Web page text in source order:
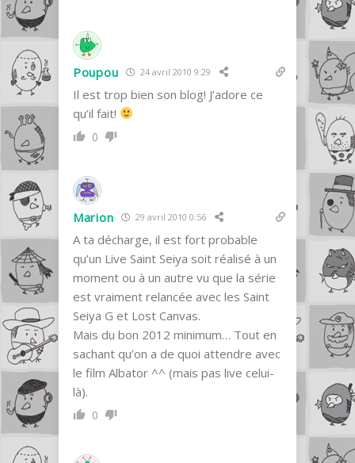
Poupou 24 avril 2010 9:29
Il est trop bien son blog! J’adore ce
qu’il fait!
0
Marion 29 avril 2010 0:56
A ta décharge, il est fort probable
qu’un Live Saint Seiya soit réalisé à un
moment ou à un autre vu que la série
est vraiment relancée avec les Saint
Seiya G et Lost Canvas.
Mais du bon 2012 minimum… Tout en
sachant qu’on a de quoi attendre avec
le film Albator ^^ (mais pas live celui-
là).
0